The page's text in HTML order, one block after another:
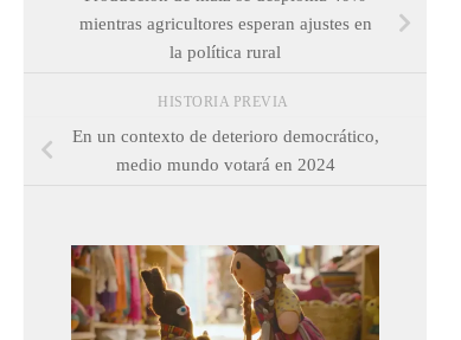
mientras agricultores esperan ajustes en
la política rural
HISTORIA PREVIA
En un contexto de deterioro democrático,
medio mundo votará en 2024